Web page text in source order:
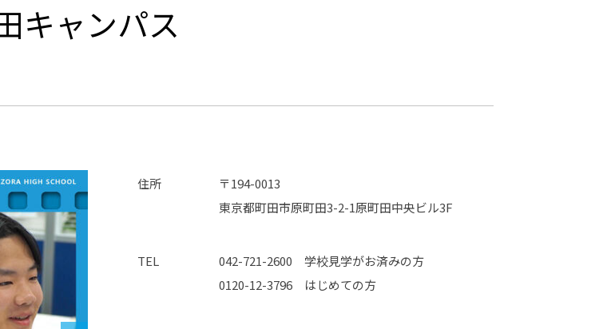
-社会の架け橋プログラム®
キャンパス
住所
〒194-0013
東京都町田市原町田3-2-1原町田中央ビル3F
TEL 学校見学がお済みの方
042-721-2600
はじめての方
0120-12-3796